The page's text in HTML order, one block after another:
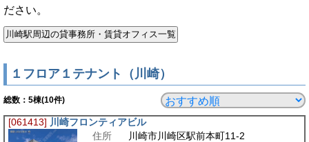
ださい。
１フロア１テナント（川崎）
総数： 5棟(10件)
[061413] 川崎フロンティアビル
住所
川崎市川崎区駅前本町11-2